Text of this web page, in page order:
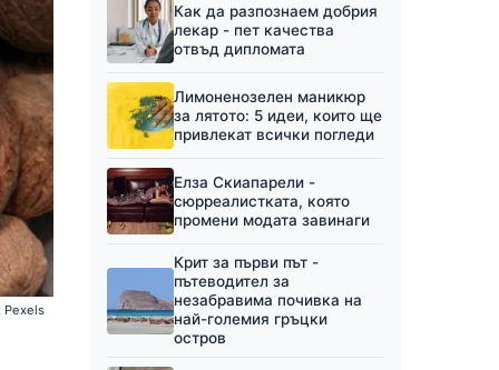
Pexels
Как да разпознаем добрия
лекар - пет качества
отвъд дипломата
Лимоненозелен маникюр
за лятото: 5 идеи, които ще
привлекат всички погледи
Елза Скиапарели -
сюрреалистката, която
промени модата завинаги
Крит за първи път -
пътеводител за
незабравима почивка на
най-големия гръцки
остров